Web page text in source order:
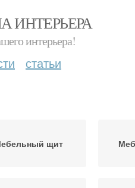
ИНТЕРЬЕРА
интерьера!
статьи
щит